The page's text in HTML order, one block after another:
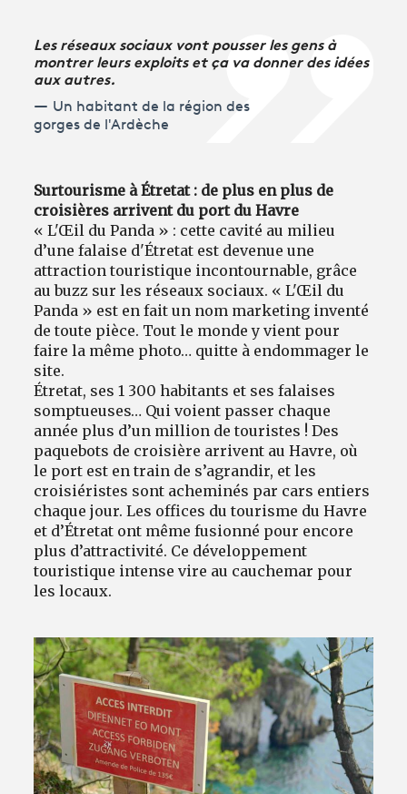
Les réseaux sociaux vont pousser les gens à
montrer leurs exploits et ça va donner des idées
aux autres.
Un habitant de la région des
gorges de l'Ardèche
Surtourisme à Étretat : de plus en plus de
croisières arrivent du port du Havre
« L'Œil du Panda » : cette cavité au milieu
d’une falaise d'Étretat est devenue une
attraction touristique incontournable, grâce
au buzz sur les réseaux sociaux. « L'Œil du
Panda » est en fait un nom marketing inventé
de toute pièce. Tout le monde y vient pour
faire la même photo… quitte à endommager le
site.
Étretat, ses 1 300 habitants et ses falaises
somptueuses… Qui voient passer chaque
année plus d’un million de touristes ! Des
paquebots de croisière arrivent au Havre, où
le port est en train de s’agrandir, et les
croisiéristes sont acheminés par cars entiers
chaque jour. Les offices du tourisme du Havre
et d’Étretat ont même fusionné pour encore
plus d’attractivité. Ce développement
touristique intense vire au cauchemar pour
les locaux.